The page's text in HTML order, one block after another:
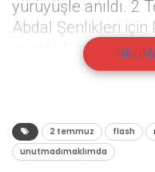
yürüyüşle anıldı. 2
Abdal Şenlikleri için
sanatçıların
kuşatılarak ateşe
korunmuştu.
2 temmuz flash
unutmadımaklımda